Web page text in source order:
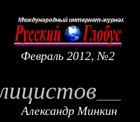
Февраль 2012, №2
Александр Минкин